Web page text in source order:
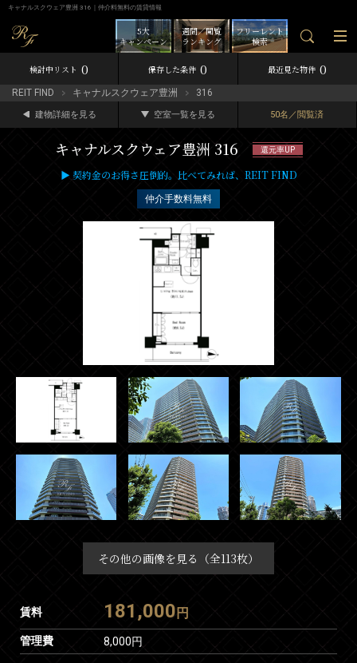
キャナルスクウェア豊洲 316｜仲介料無料の賃貸情報
フリーレント
検索
週間／閲覧
ランキング
5大
キャンペーン
検討中リスト 0 保存した条件 0 最近見た物件 0
REIT FIND キャナルスクウェア豊洲 316
建物詳細を見る 空室一覧を見る 50名／閲覧済
キャナルスクウェア豊洲 316 還元率UP
▶ 契約金のお得さ圧倒的。比べてみれば、REIT FIND
仲介手数料無料
その他の画像を見る（全113枚）
賃料 181,000 円
管理費 8,000円